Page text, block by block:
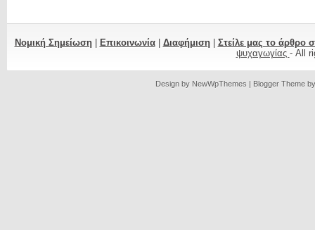
Νομική Σημείωση| Επικοινωνία| Διαφήμιση| Στείλε μας το άρθρο
ψυχαγωγίας - All
Design by NewWpThemes | Blogger Theme